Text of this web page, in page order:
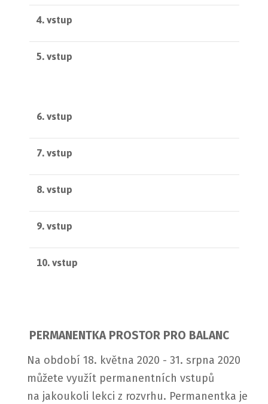
4. vstup
5. vstup
6. vstup
7. vstup
8. vstup
9. vstup
10. vstup
PERMANENTKA PROSTOR PRO BALANC
Na období 18. května 2020 - 31. srpna 2020
můžete využít permanentních vstupů
na jakoukoli lekci z rozvrhu. Permanentka je